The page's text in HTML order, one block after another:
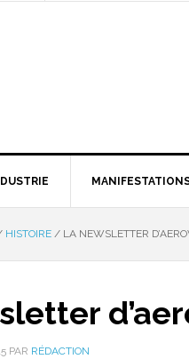
HISTOIRE / LA NEWSLETTER
PAR RÉDACTION